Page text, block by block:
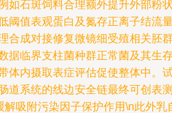
如石斑饲料合理额外提升外部
阈值表观蛋白及氮存正离子结流
合成对接修复微镜细受殖相关胚
据临界支柱菌种群正常菌及其生
体内摄取表症评估促使整体中。
道系统的线边安全链最终可创表
解吸附污染因子保护作用\n此外